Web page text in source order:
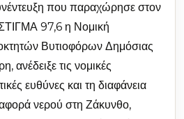
που παραχώρησε στον
97,6 η Νομική
Βυτιοφόρων Δημόσιας
ανέδειξε τις νομικές
ευθύνες και τη διαφάνεια
νερού στη Ζάκυνθο,